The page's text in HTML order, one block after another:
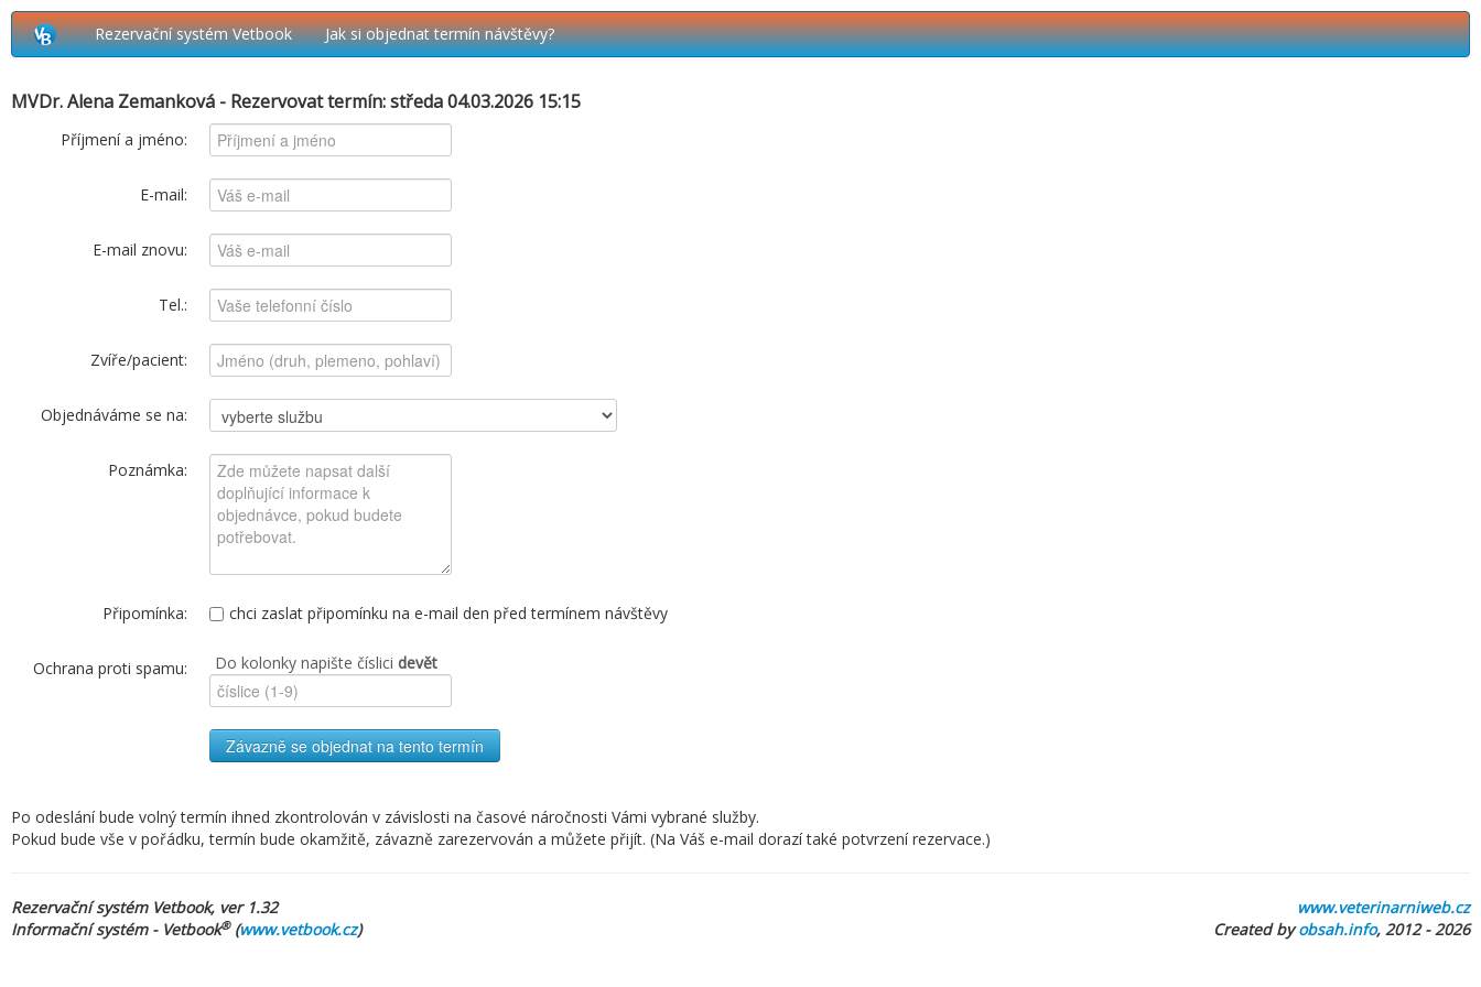
Rezervační systém Vetbook Jak si objednat termín návštěvy?
MVDr. Alena Zemanková - Rezervovat termín: středa 04.03.2026 15:15
Příjmení a jméno:
E-mail:
E-mail znovu:
Tel.:
Zvíře/pacient:
Objednáváme se na:
Poznámka:
Připomínka: chci zaslat připomínku na e-mail den před termínem návštěvy
Ochrana proti spamu: Do kolonky napište číslici devět
Závazně se objednat na tento termín
Po odeslání bude volný termín ihned zkontrolován v závislosti na časové náročnosti Vámi vybrané služby.
Pokud bude vše v pořádku, termín bude okamžitě, závazně zarezervován a můžete přijít. (Na Váš e-mail dorazí také potvrzení rezervace.)
Rezervační systém Vetbook, ver 1.32
Informační systém - Vetbook®(www.vetbook.cz)
www.veterinarniweb.cz
Created byobsah.info, 2012 - 2026